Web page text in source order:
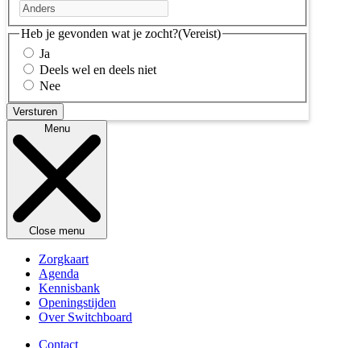
Heb je gevonden wat je zocht?(Vereist)
Ja
Deels wel en deels niet
Nee
Menu
Close menu
Zorgkaart
Agenda
Kennisbank
Openingstijden
Over Switchboard
Contact